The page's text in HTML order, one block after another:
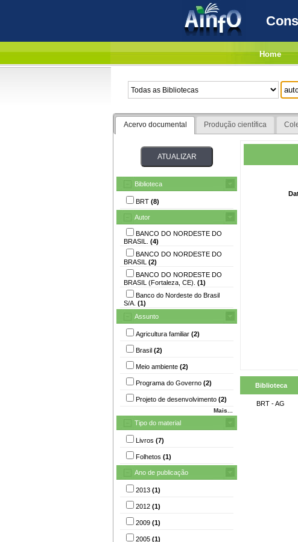
Home
Acervo documental Produção científica
Biblioteca
BRT (8)
Autor
BANCO DO NORDESTE DO
BRASIL. (4)
BANCO DO NORDESTE DO
BRASIL (2)
BANCO DO NORDESTE DO
BRASIL (Fortaleza, CE). (1)
Banco do Nordeste do Brasil
S/A. (1)
Assunto
Agricultura familiar (2)
Brasil (2)
Meio ambiente (2)
Programa do Governo (2)
Projeto de desenvolvimento (2)
Mais...
Tipo do material
Livros (7)
Folhetos (1)
Ano de publicação
2013 (1)
2012 (1)
2009 (1)
2005 (1)
Biblioteca
BRT - AG